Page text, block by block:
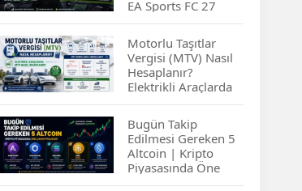
EA Sports FC 27
Kariyer Modu
Yenilikleri…
Motorlu Taşıtlar
Vergisi (MTV) Nasıl
Hesaplanır?
Elektrikli Araçlarda
MTV Nasıl
Hesaplanır? MTV
Borcu Nasıl
Sorgulanır?
Bugün Takip
Edilmesi Gereken 5
Altcoin | Kripto
Piyasasında Öne
Çıkan Projeler